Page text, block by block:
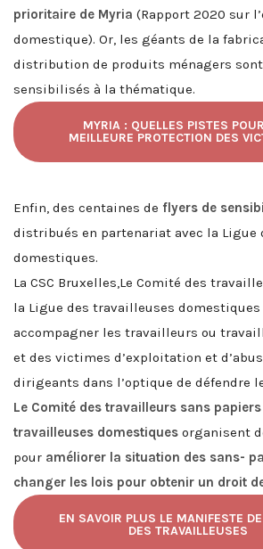
prioritaire de Myria (Rapport 2020 sur
domestique). Or, les géants de la
distribution de produits ménagers
sensibilisés à la thématique.
MYRIA : QUELLES PISTES
MEILLEURE PROTECTION DES
Enfin, des centaines de flyers de
distribués en partenariat avec la Ligue
domestiques.
La CSC Bruxelles,Le Comité des
la Ligue des travailleuses domestiques
accompagner les travailleurs ou
et des victimes d’exploitation et d’abus
dirigeants dans l’optique de défendre
Le Comité des travailleurs sans
travailleuses domestiques organisent
pour améliorer la situation des sans-
changer les lois pour obtenir un droit
EN SAVOIR PLUS LE MANIFESTE
DES TRAVAILLEUSES